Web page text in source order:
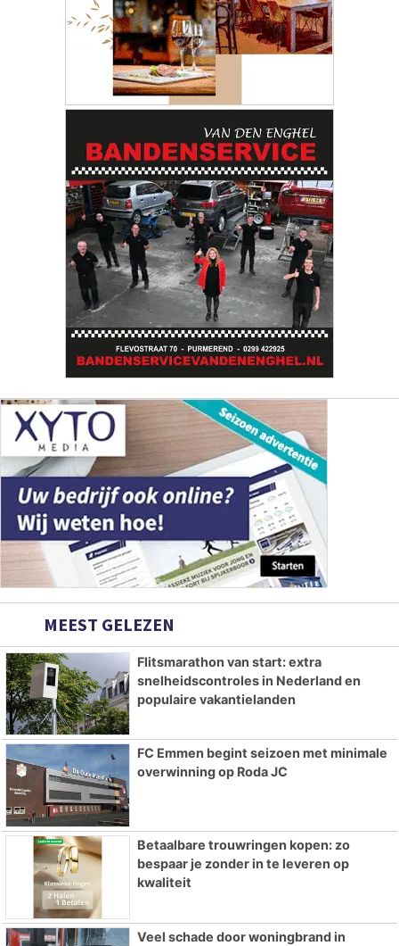
MEEST GELEZEN
Flitsmarathon van start: extra
snelheidscontroles in Nederland en
populaire vakantielanden
FC Emmen begint seizoen met minimale
overwinning op Roda JC
Betaalbare trouwringen kopen: zo
bespaar je zonder in te leveren op
kwaliteit
Veel schade door woningbrand in